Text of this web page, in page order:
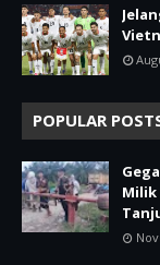
POPULAR
Milik